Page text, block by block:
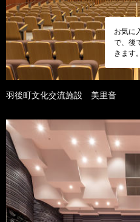
お気に
で、後
きます。
羽後町文化交流施設 美里音